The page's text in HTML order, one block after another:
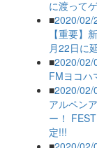
に渡って
■2020/02/
【重要】
月22日に
■2020/02/
FMヨコハ
■2020/02/
アルペン
ー！
定!!!